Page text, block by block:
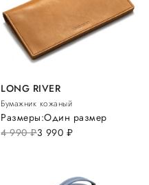
LONG RIVER
Бумажник кожаный
4 990руб.3 990 руб.
Размеры:Один размер